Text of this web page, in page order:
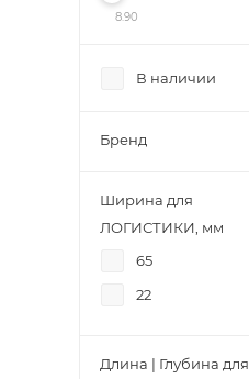
8.90
В наличии
Бренд
Ширина для
ЛОГИСТИКИ, мм
65
22
Длина | Глубина для